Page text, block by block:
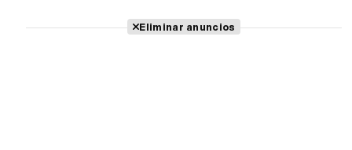
Eliminar anuncios